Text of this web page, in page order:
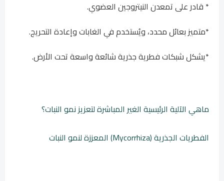
* قادر على تمعدن النيتروجين العضوي.
*متميز بعائل محدد، ويُستخدم في الغابات وإعادة التحريج.
*يشكل شبكات فطرية جذرية شائعة واسعة تحت الأرض.
ماهي الآلية الرئيسية الغير المباشرة لتعزيز نمو النبات؟
الفطريات الجذرية (Mycorrhiza) المعززة لنمو النبات